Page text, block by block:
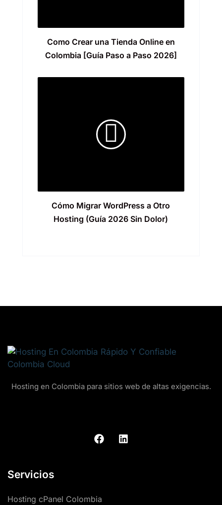
Como Crear una Tienda Online en
Colombia [Guía Paso a Paso 2026]
Cómo Migrar WordPress a Otro
Hosting (Guía 2026 Sin Dolor)
Hosting en Colombia para sitios web de altas exigencias.
Servicios
Hosting cPanel Colombia